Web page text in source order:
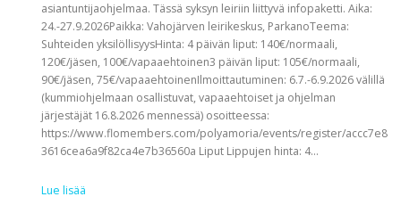
asiantuntijaohjelmaa. Tässä syksyn leiriin liittyvä infopaketti. Aika:
24.-27.9.2026Paikka: Vahojärven leirikeskus, ParkanoTeema:
Suhteiden yksilöllisyysHinta: 4 päivän liput: 140€/normaali,
120€/jäsen, 100€/vapaaehtoinen3 päivän liput: 105€/normaali,
90€/jäsen, 75€/vapaaehtoinenIlmoittautuminen: 6.7.-6.9.2026 välillä
(kummiohjelmaan osallistuvat, vapaaehtoiset ja ohjelman
järjestäjät 16.8.2026 mennessä) osoitteessa:
https://www.flomembers.com/polyamoria/events/register/accc7e8
3616cea6a9f82ca4e7b36560a Liput Lippujen hinta: 4…
Lue lisää